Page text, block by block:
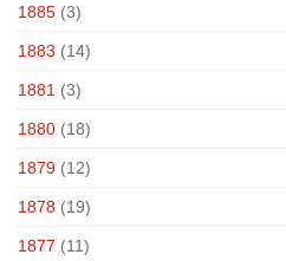
1885 (3)
1883 (14)
1881 (3)
1880 (18)
1879 (12)
1878 (19)
1877 (11)